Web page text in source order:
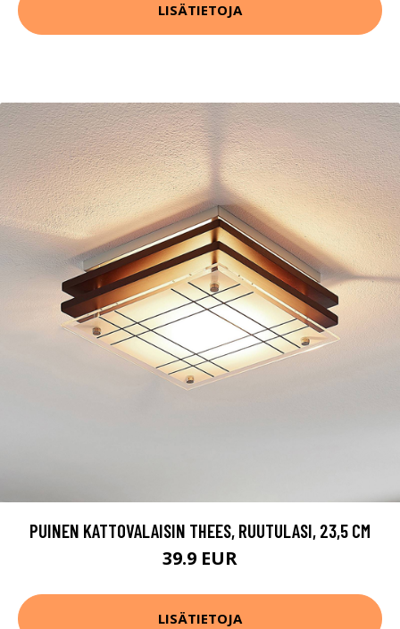
LISÄTIETOJA
PUINEN KATTOVALAISIN THEES, RUUTULASI, 23,5 CM
39.9 EUR
LISÄTIETOJA